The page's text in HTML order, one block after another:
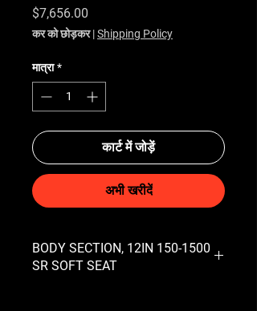
$7,656.00
कर को छोड़कर|Shipping Policy
मात्रा *
कार्ट में जोड़ें
अभी खरीदें
BODY SECTION, 12IN 150-1500
SR SOFT SEAT